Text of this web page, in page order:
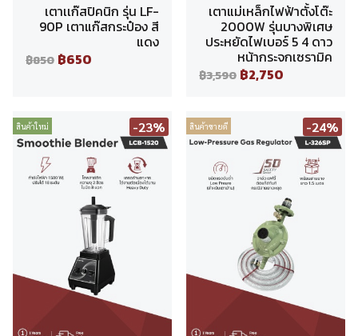
เตาเเก๊สปิคนิก รุ่น LF-
90P เตาแก๊สกระป๋อง สี
แดง
฿850 ฿650
เตาแม่เหล็กไฟฟ้าตั้งโต๊ะ
2000W รุ่นบางพิเศษ
ประหยัดไฟเบอร์ 5 4 ดาว
หน้ากระจกเซรามิค
฿3,590 ฿2,750
สินค้าใหม่ -23% สินค้าขายดี -24%